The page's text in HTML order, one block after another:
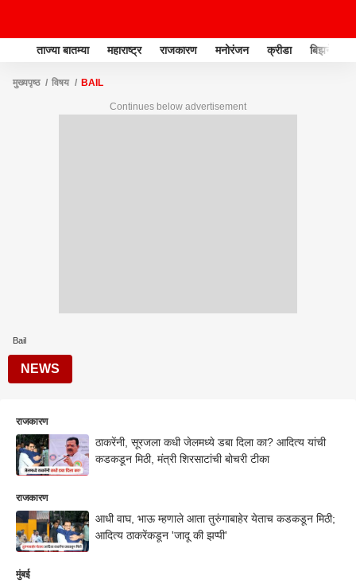
ताज्या बातम्या महाराष्ट्र राजकारण मनोरंजन क्रीडा बिझनेस
मुख्यपृष्ठ विषय BAIL
Continues below advertisement
Bail
NEWS
राजकारण
ठाकरेंनी, सूरजला कधी जेलमध्ये डबा दिला का? आदित्य यांची
कडकडून मिठी, मंत्री शिरसाटांची बोचरी टीका
राजकारण
आधी वाघ, भाऊ म्हणाले आता तुरुंगाबाहेर येताच कडकडून मिठी;
आदित्य ठाकरेंकडून 'जादू की झप्पी'
मुंबई